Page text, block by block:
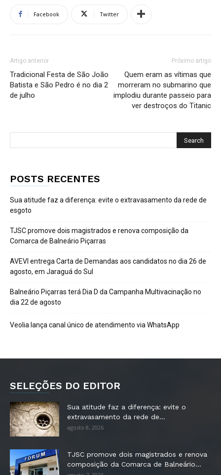
Facebook Twitter
Artigo anterior
Tradicional Festa de São João
Batista e São Pedro é no dia 2
de julho
Próximo artigo
Quem eram as vítimas que
morreram no submarino que
implodiu durante passeio para
ver destroços do Titanic
POSTS RECENTES
Sua atitude faz a diferença: evite o extravasamento da rede de
esgoto
TJSC promove dois magistrados e renova composição da
Comarca de Balneário Piçarras
AVEVI entrega Carta de Demandas aos candidatos no dia 26 de
agosto, em Jaraguá do Sul
Balneário Piçarras terá Dia D da Campanha Multivacinação no
dia 22 de agosto
Veolia lança canal único de atendimento via WhatsApp
SELEÇÕES DO EDITOR
Sua atitude faz a diferença: evite o
extravasamento da rede de...
agosto 8, 2026
TJSC promove dois magistrados e renova
composição da Comarca de Balneário...